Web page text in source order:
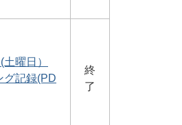
曜日）
グ記録(PD
終
了